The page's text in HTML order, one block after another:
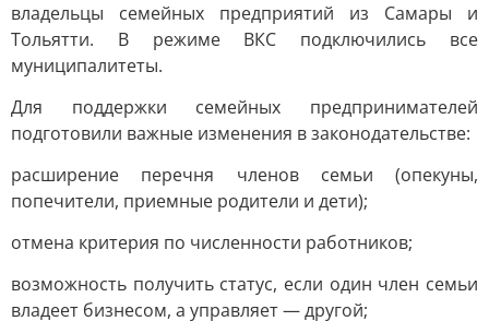
владельцы семейных предприятий из Самары и
Тольятти. В режиме ВКС подключились все
муниципалитеты.
Для поддержки семейных предпринимателей
подготовили важные изменения в законодательстве:
расширение перечня членов семьи (опекуны,
попечители, приемные родители и дети);
отмена критерия по численности работников;
возможность получить статус, если один член семьи
владеет бизнесом, а управляет — другой;